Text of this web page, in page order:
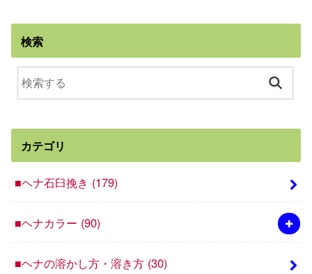
検索
カテゴリ
■ヘナ石臼挽き (179)
■ヘナカラー (90)
■ヘナの溶かし方・溶き方 (30)